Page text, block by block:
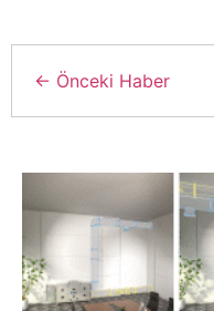
← Önceki Haber